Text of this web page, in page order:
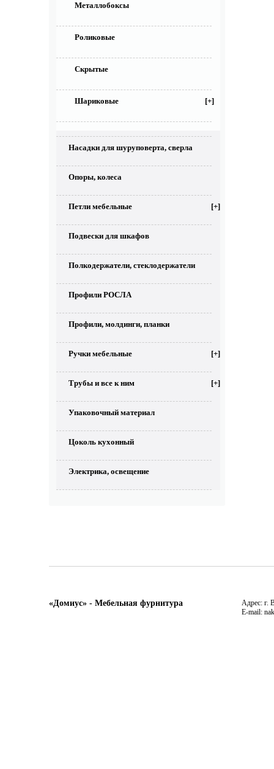
Металлобоксы
Роликовые
Скрытые
Шариковые [+]
Насадки для шуруповерта, сверла
Опоры, колеса
Петли мебельные [+]
Подвески для шкафов
Полкодержатели, стеклодержатели
Профили РОСЛА
Профили, молдинги, планки
Ручки мебельные [+]
Трубы и все к ним [+]
Упаковочный материал
Цоколь кухонный
Электрика, освещение
«Домиус» - Мебельная фурнитура
Адрес: г.
E-mail: